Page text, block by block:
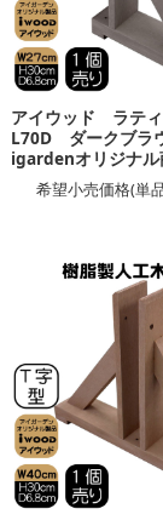
アイウッド ラテ
L70D ダークブラ
igardenオリジナル
希望小売価格(単